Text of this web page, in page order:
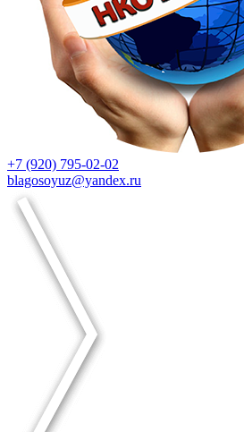
+7 (920) 795-02-02
blagosoyuz@yandex.ru